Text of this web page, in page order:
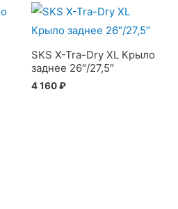
SKS X-Tra-Dry XL Крыло
заднее 26″/27,5″
4 160₽